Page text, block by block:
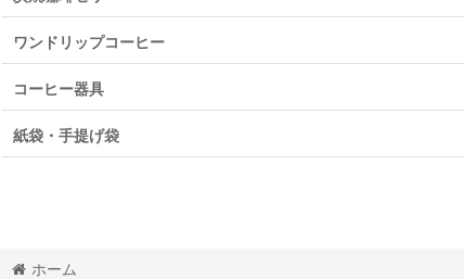
ワンドリップコーヒー
コーヒー器具
紙袋・手提げ袋
ホーム